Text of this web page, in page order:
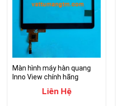
Màn hình máy hàn quang
Inno View chính hãng
Liên Hệ